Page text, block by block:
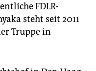
FDLR-
steht seit 2011
Truppe in